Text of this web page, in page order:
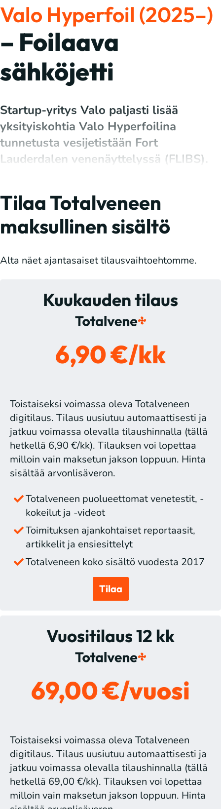
Link
Valo Hyperfoil (2025–)
– Foilaava
sähköjetti
Startup-yritys Valo paljasti lisää
yksityiskohtia Valo Hyperfoilina
tunnetusta vesijetistään Fort
Lauderdalen venenäyttelyssä (FLIBS).
Tilaa Totalveneen
maksullinen sisältö
Alta näet ajantasaiset tilausvaihtoehtomme.
Kuukauden tilaus
6,90 €/kk
Toistaiseksi voimassa oleva Totalveneen
digitilaus. Tilaus uusiutuu automaattisesti ja
jatkuu voimassa olevalla tilaushinnalla (tällä
hetkellä 6,90 €/kk). Tilauksen voi lopettaa
milloin vain maksetun jakson loppuun. Hinta
sisältää arvonlisäveron.
Totalveneen puolueettomat venetestit, -
kokeilut ja -videot
Toimituksen ajankohtaiset reportaasit,
artikkelit ja ensiesittelyt
Totalveneen koko sisältö vuodesta 2017
Tilaa
Vuositilaus 12 kk
69,00 €/vuosi
Toistaiseksi voimassa oleva Totalveneen
digitilaus. Tilaus uusiutuu automaattisesti ja
jatkuu voimassa olevalla tilaushinnalla (tällä
hetkellä 69,00 €/kk). Tilauksen voi lopettaa
milloin vain maksetun jakson loppuun. Hinta